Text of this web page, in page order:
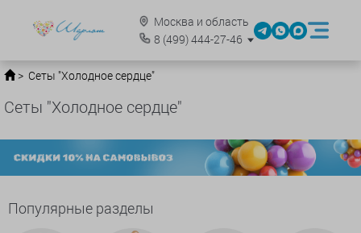
Москва и область
8 (499)444-27-46
Сеты "Холодное сердце"
Сеты "Холодное сердце"
Популярные разделы